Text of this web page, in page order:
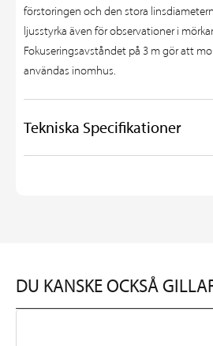
förstoringen och den stora
ljusstyrka även för observationer i
Fokuseringsavståndet på 3 m gör att
användas inomhus.
Tekniska Specifikationer
DU KANSKE OCKSÅ